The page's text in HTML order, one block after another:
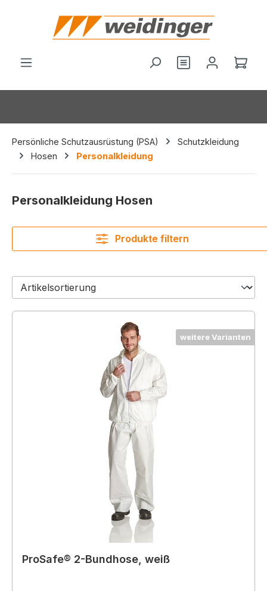
springen
Du hast 0
Persönliche Schutzausrüstung (PSA)
Schutzkleidung
Hosen
Personalkleidung
Personalkleidung Hosen
Produkte filtern
weitere Varianten
ProSafe® 2-Bundhose, weiß